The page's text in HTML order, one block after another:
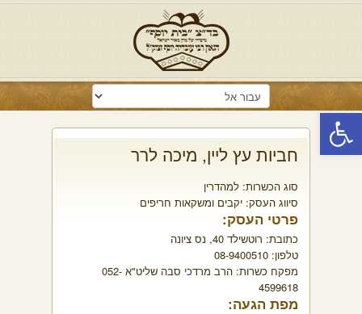
פתח סרגל נגישות
חביות עץ ליין, מיכה לרר
סוג הכשרות: למהדרין
סיווג העסק: יקבים ומשקאות חריפים
פרטי העסק:
כתובת: רוטשילד 40, נס ציונה
טלפון: 08-9400510
מפקח כשרות:
הרב מרדכי סבה שליט"א 052-
4599618
מפת הגעה: